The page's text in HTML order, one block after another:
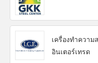
เครื่องทำควา
อินเตอร์เทรด